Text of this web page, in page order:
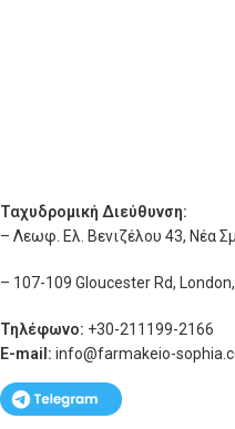
Ταχυδρομική Διεύθυνση:
– Λεωφ. Ελ. Βενιζέλου 43, Νέα
– 107-109 Gloucester Rd,
Τηλέφωνο: +30-211199-2166
E-mail: info@farmakeio-